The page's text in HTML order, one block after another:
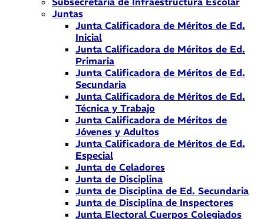
Juntas
Junta Calificadora de Méritos de Ed.
Inicial
Junta Calificadora de Méritos de Ed.
Primaria
Junta Calificadora de Méritos de Ed.
Secundaria
Junta Calificadora de Méritos de Ed.
Técnica y Trabajo
Junta Calificadora de Méritos de
Jóvenes y Adultos
Junta Calificadora de Méritos de Ed.
Especial
Junta de Celadores
Junta de Disciplina
Junta de Disciplina de Ed. Secundaria
Junta de Disciplina de Inspectores
Junta Electoral Cuerpos Colegiados